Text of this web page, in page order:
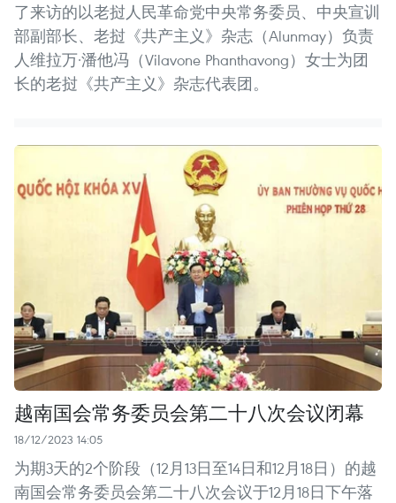
了来访的以老挝人民革命党中央常务委员、中央宣训
部副部长、老挝《共产主义》杂志（Alunmay）负责
人维拉万·潘他冯（Vilavone Phanthavong）女士为团
长的老挝《共产主义》杂志代表团。
越南国会常务委员会第二十八次会议闭幕
18/12/2023 14:05
为期3天的2个阶段（12月13日至14日和12月18日）的越
南国会常务委员会第二十八次会议于12月18日下午落